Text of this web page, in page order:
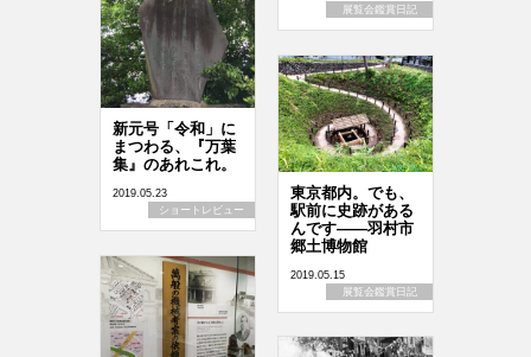
展覧会鑑賞日記
新元号「令和」に
まつわる、『万葉
集』のあれこれ。
2019.05.23
ショートレビュー
東京都内。でも、
駅前に史跡がある
んです――羽村市
郷土博物館
2019.05.15
展覧会鑑賞日記